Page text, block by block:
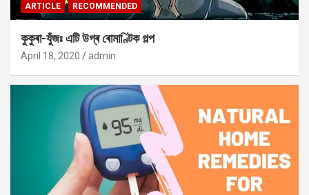
ARTICLE RECOMMENDED
কুকুৰা-যুঁজঃ এটি উগ্ৰ ৰোমাণ্টিক গল্প
April 18, 2020 admin